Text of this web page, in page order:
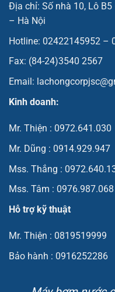
Địa chỉ: Số nhà 10, Lô
– Hà Nội
Hotline: 02422145952 –
Fax: (84-24)3540 2567
Email:
Kinh doanh:
Mr. Thiện : 0972.641.030
Mr. Dũng : 0914.929.947
Mss. Thắng :
Mss. Tâm : 0976.987.068
Hỗ trợ kỹ thuật
Mr. Thiện : 0819519999
Bảo hành : 0916252286